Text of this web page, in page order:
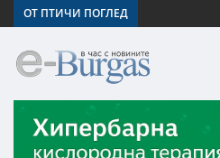
ОТ ПТИЧИ ПОГЛЕД